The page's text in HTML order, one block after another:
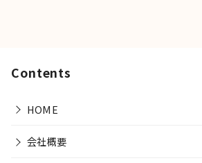
Contents
HOME
会社概要